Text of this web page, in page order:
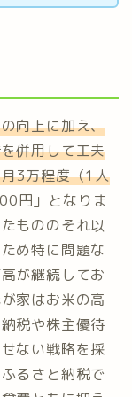
向上に加え、
併用して工夫
3万程度（1人
円」となりま
もののそれ以
め特に問題な
が継続してお
家はお米の高
税や株主優待
ない戦略を採
るさと納税で